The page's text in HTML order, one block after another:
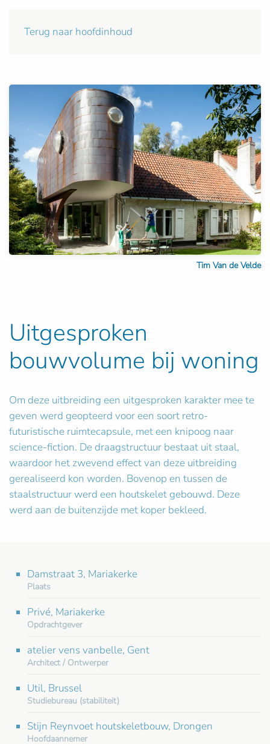
Terug naar hoofdinhoud
Tim Van de Velde
Uitgesproken
bouwvolume bij woning
Om deze uitbreiding een uitgesproken karakter mee te
geven werd geopteerd voor een soort retro-
futuristische ruimtecapsule, met een knipoog naar
science-fiction. De draagstructuur bestaat uit staal,
waardoor het zwevend effect van deze uitbreiding
gerealiseerd kon worden. Bovenop en tussen de
staalstructuur werd een houtskelet gebouwd. Deze
werd aan de buitenzijde met koper bekleed.
Damstraat 3, Mariakerke
Plaats
Privé, Mariakerke
Opdrachtgever
atelier vens vanbelle, Gent
Architect / Ontwerper
Util, Brussel
Studiebureau (stabiliteit)
Stijn Reynvoet houtskeletbouw, Drongen
Hoofdaannemer